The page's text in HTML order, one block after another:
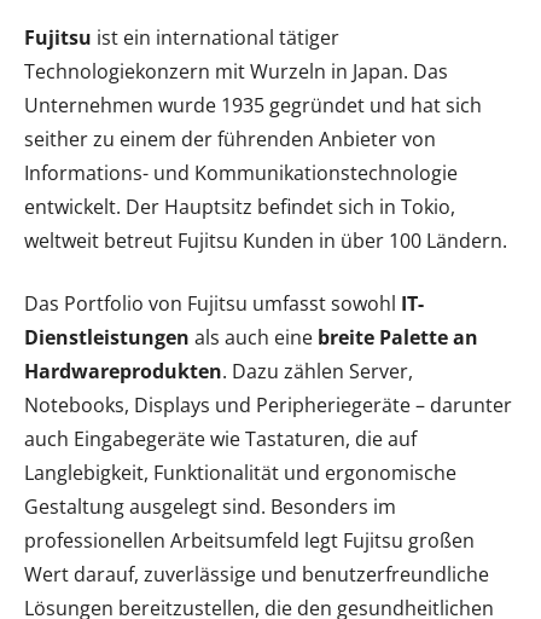
Fujitsu ist ein international tätiger
Technologiekonzern mit Wurzeln in Japan. Das
Unternehmen wurde 1935 gegründet und hat sich
seither zu einem der führenden Anbieter von
Informations- und Kommunikationstechnologie
entwickelt. Der Hauptsitz befindet sich in Tokio,
weltweit betreut Fujitsu Kunden in über 100 Ländern.
Das Portfolio von Fujitsu umfasst sowohl IT-
Dienstleistungen als auch eine breite Palette an
Hardwareprodukten. Dazu zählen Server,
Notebooks, Displays und Peripheriegeräte – darunter
auch Eingabegeräte wie Tastaturen, die auf
Langlebigkeit, Funktionalität und ergonomische
Gestaltung ausgelegt sind. Besonders im
professionellen Arbeitsumfeld legt Fujitsu großen
Wert darauf, zuverlässige und benutzerfreundliche
Lösungen bereitzustellen, die den gesundheitlichen